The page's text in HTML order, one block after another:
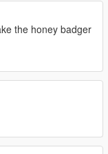
the honey badger